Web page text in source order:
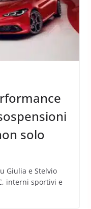
solo
Giulia e Stelvio
interni sportivi e